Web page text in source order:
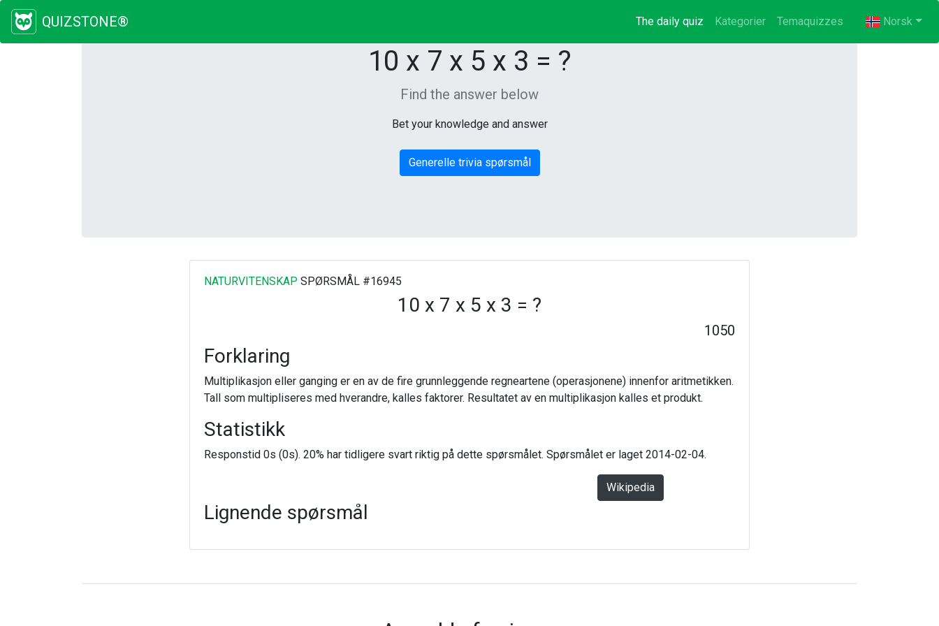
QUIZSTONE® The daily quiz (current)
Kategorier Temaquizzes Norsk
10 x 7 x 5 x 3 = ?
Find the answer below
Bet your knowledge and answer
Generelle trivia spørsmål
NATURVITENSKAP SPØRSMÅL #16945
10 x 7 x 5 x 3 = ?
1050
Forklaring
Multiplikasjon eller ganging er en av de fire grunnleggende regneartene (operasjonene) innenfor aritmetikken.
Tall som multipliseres med hverandre, kalles faktorer. Resultatet av en multiplikasjon kalles et produkt.
Statistikk
Responstid 0s (0s). 20% har tidligere svart riktig på dette spørsmålet. Spørsmålet er laget 2014-02-04.
Wikipedia
Lignende spørsmål